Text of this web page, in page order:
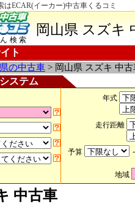
はECAR(イーカー)中古車くるコミ
検索
岡山県 スズキ
ト
の中古車 > 岡山県 スズキ 中古
ステム
年式
走行距離
予算
地域
中古車